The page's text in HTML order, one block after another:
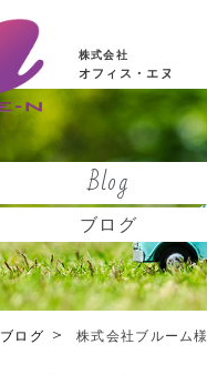
株式会社
オフィス・エヌ
Blog
ブログ
ブログ 株式会社ブルーム様